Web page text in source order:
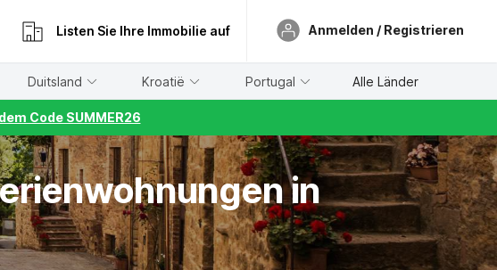
Listen Sie Ihre Immobilie auf Anmelden / Registrieren
Duitsland Kroatië Portugal Alle Länder
Code SUMMER26
in